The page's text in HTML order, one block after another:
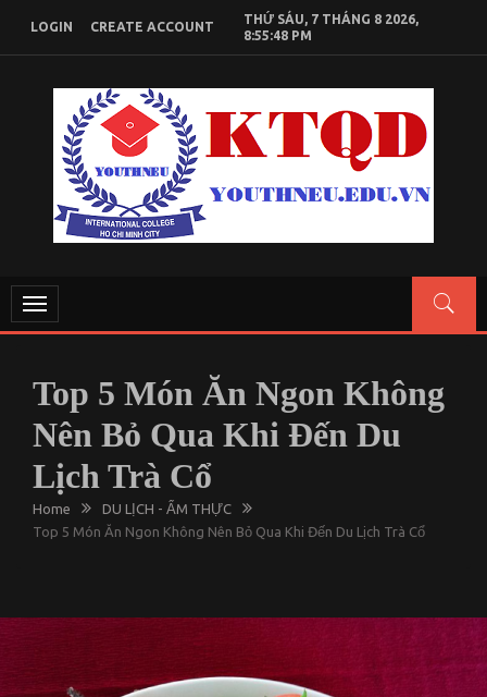
content
LOGIN CREATE ACCOUNT
THỨ SÁU, 7 THÁNG 8 2026,
8:55:49 PM
KIẾN THỨC KINH TẾ QUỐC DÂN
Toggle
navigation
Top 5 Món Ăn Ngon Không
Nên Bỏ Qua Khi Đến Du
Lịch Trà Cổ
Home
DU LỊCH - ẨM THỰC
Top 5 Món Ăn Ngon Không Nên Bỏ Qua Khi Đến Du Lịch Trà Cổ